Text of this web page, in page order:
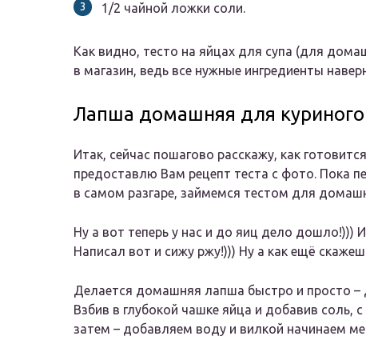
1/2 чайной ложки соли.
Как видно, тесто на яйцах для супа (для
в магазин, ведь все нужные ингредиенты
Лапша домашняя для куриного
Итак, сейчас пошагово расскажу, как
предоставлю Вам рецепт теста с фото. Пока
в самом разгаре, займемся тестом для
Ну а вот теперь у нас и до яиц дело дошло!)))
Написал вот и сижу ржу!))) Ну а как ещё
Делается домашняя лапша быстро и просто –
Взбив в глубокой чашке яйца и добавив
затем – добавляем воду и вилкой начинаем